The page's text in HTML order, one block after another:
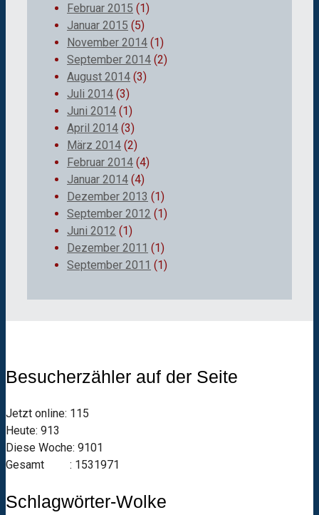
Februar 2015 (1)
Januar 2015 (5)
November 2014 (1)
September 2014 (2)
August 2014 (3)
Juli 2014 (3)
Juni 2014 (1)
April 2014 (3)
März 2014 (2)
Februar 2014 (4)
Januar 2014 (4)
Dezember 2013 (1)
September 2012 (1)
Juni 2012 (1)
Dezember 2011 (1)
September 2011 (1)
Besucherzähler auf der Seite
Jetzt online: 115
Heute: 913
Diese Woche: 9101
Gesamt : 1531971
Schlagwörter-Wolke